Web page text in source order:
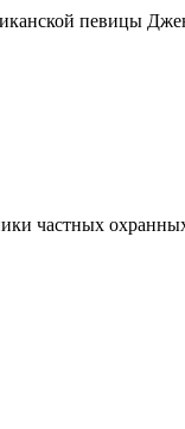
певицы
частных